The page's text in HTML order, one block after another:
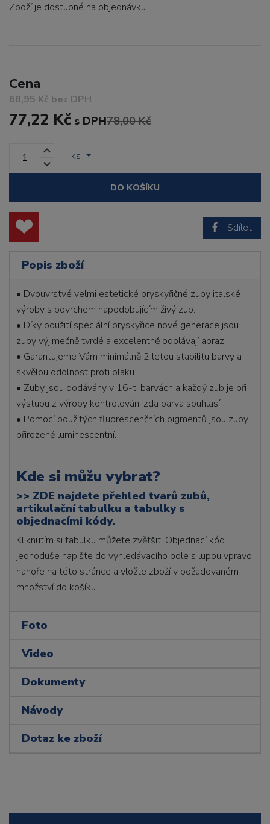
Zboží je dostupné na objednávku
Cena
68,95 Kč bez DPH
77,22 Kč s DPH78,00 Kč
ks
DO KOŠÍKU
Sdílet
Popis zboží
• Dvouvrstvé velmi estetické pryskyřičné zuby italské
výroby s povrchem napodobujícím živý zub.
• Díky použití speciální pryskyřice nové generace jsou
zuby výjimečně tvrdé a excelentně odolávají abrazi.
• Garantujeme Vám minimálně 2 letou stabilitu barvy a
skvělou odolnost proti plaku.
• Zuby jsou dodávány v 16-ti barvách a každý zub je při
výstupu z výroby kontrolován, zda barva souhlasí.
• Pomocí použitých fluorescenčních pigmentů jsou zuby
přirozeně luminescentní.
Kde si můžu vybrat?
>> ZDE najdete přehled tvarů zubů,
artikulační tabulku a tabulky s
objednacími kódy.
Kliknutím si tabulku můžete zvětšit. Objednací kód
jednoduše napište do vyhledávacího pole s lupou vpravo
nahoře na této stránce a vložte zboží v požadovaném
množství do košíku
Foto
Video
Dokumenty
Návody
Dotaz ke zboží